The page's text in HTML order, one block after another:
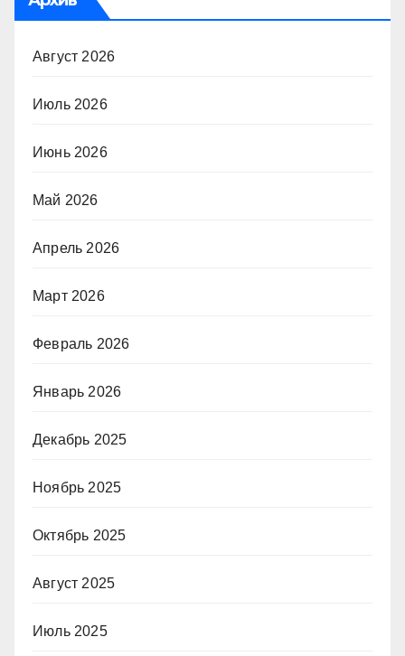
Август 2026
Июль 2026
Июнь 2026
Май 2026
Апрель 2026
Март 2026
Февраль 2026
Январь 2026
Декабрь 2025
Ноябрь 2025
Октябрь 2025
Август 2025
Июль 2025